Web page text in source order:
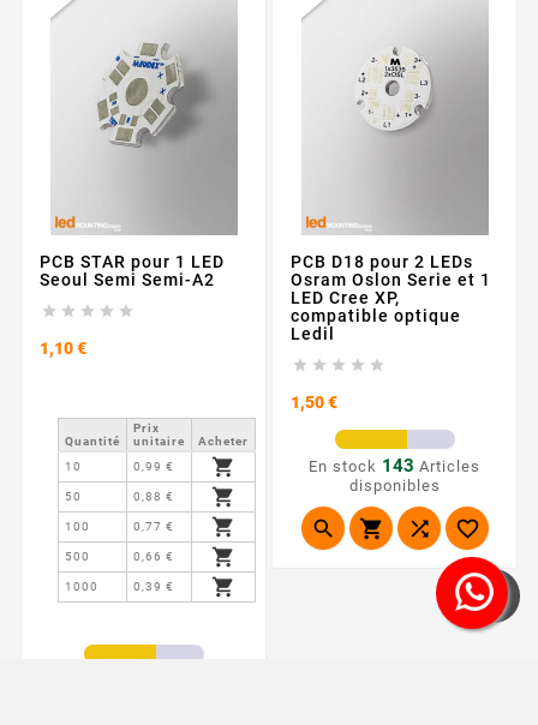
PCB STAR pour 1 LED
Seoul Semi Semi-A2
    
1,10 €Prix
Quantité
Prix ​​
unitaire
Acheter
10
0,99 € 
50 0,88 € 
100 0,77 € 
500 0,66 € 
1000 0,39 € 
PCB D18 pour 2 LEDs
Osram Oslon Serie et 1
LED Cree XP,
compatible optique
Ledil
    
1,50 €Prix
En stock 143 Articles
disponibles
   